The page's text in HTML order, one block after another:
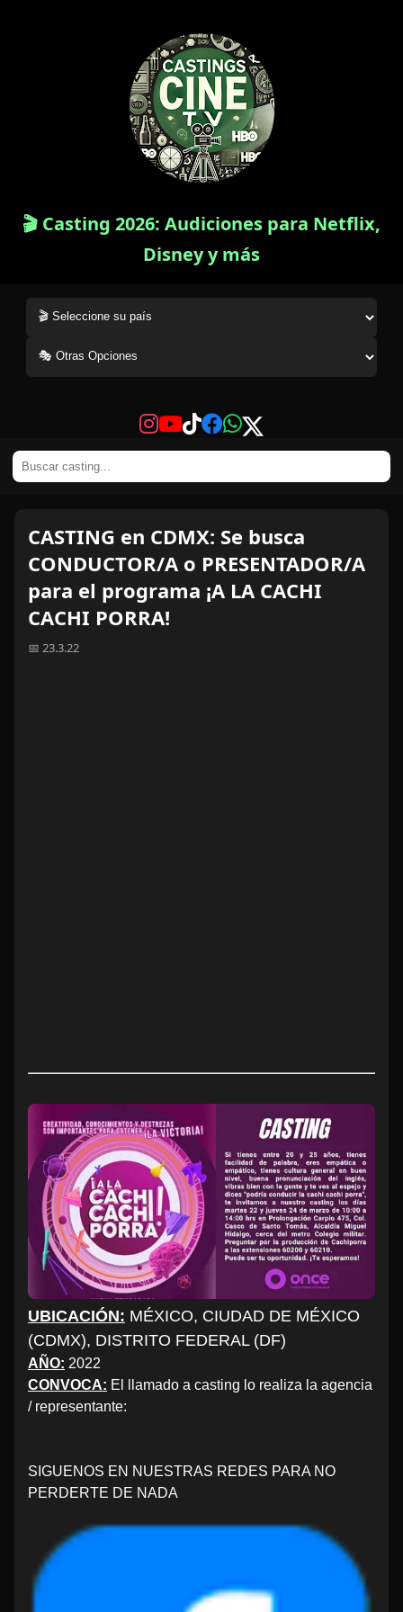
🎬 Casting 2026: Audiciones para Netflix,
Disney y más
CASTING en CDMX: Se busca
CONDUCTOR/A o PRESENTADOR/A
para el programa ¡A LA CACHI
CACHI PORRA!
📅 23.3.22
UBICACIÓN: MÉXICO, CIUDAD DE MÉXICO
(CDMX), DISTRITO FEDERAL (DF)
AÑO: 2022
CONVOCA: El llamado a casting lo realiza la agencia
/ representante:
SIGUENOS EN NUESTRAS REDES PARA NO
PERDERTE DE NADA